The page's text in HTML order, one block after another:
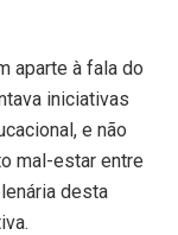
aparte à fala do
iniciativas
e não
mal-estar entre
desta